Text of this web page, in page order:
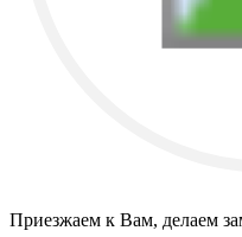
Приезжаем к Вам, делаем